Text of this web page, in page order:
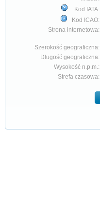
Kod IATA:
Kod ICAO:
Strona internetowa:
Szerokość geograficzna:
Długość geograficzna:
Wysokość n.p.m.:
Strefa czasowa: